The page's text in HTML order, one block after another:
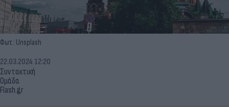
Φωτ.: Unsplash
Συντακτική
Ομάδα
Flash.gr
22.03.2024 12:20